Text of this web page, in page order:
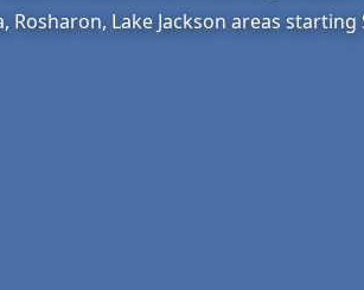
Rosharon, Lake Jackson areas